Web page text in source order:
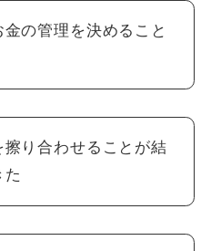
の管理を決めること
擦り合わせることが結
た